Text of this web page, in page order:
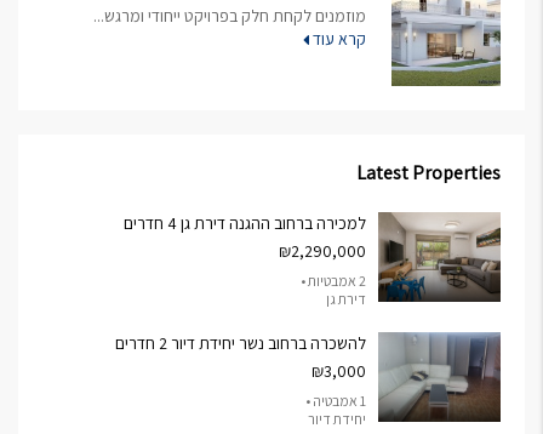
מוזמנים לקחת חלק בפרויקט ייחודי ומרגש...
קרא עוד
Latest Properties
למכירה ברחוב ההגנה דירת גן 4 חדרים
₪2,290,000
2 אמבטיות •
דירת גן
להשכרה ברחוב נשר יחידת דיור 2 חדרים
₪3,000
1 אמבטיה •
יחידת דיור